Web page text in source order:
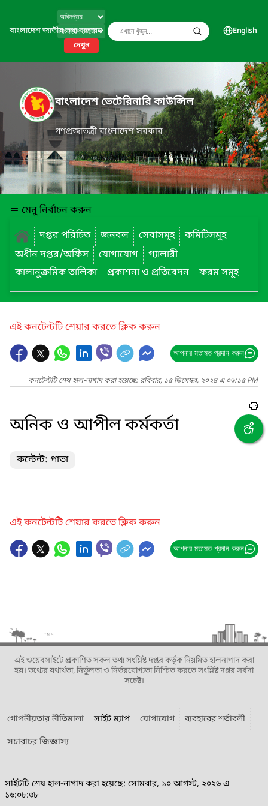
বাংলাদেশ জাতীয় তথ্য বাতায়ন
দেখুন
English
বাংলাদেশ ভেটেরিনারি কাউন্সিল
গণপ্রজাতন্ত্রী বাংলাদেশ সরকার
মেনু নির্বাচন করুন
দপ্তর পরিচিত
জনবল সেবাসমূহ
কমিটিসমূহ
অধীন দপ্তর/অফিস
যোগাযোগ
গ্যালারী
কালানুক্রমিক তালিকা
প্রকাশনা ও প্রতিবেদন ফরম সমূহ
এই কনটেন্টটি শেয়ার করতে ক্লিক করুন
আপনার মতামত প্রদান করুন
কনটেন্টটি শেষ হাল-নাগাদ করা হয়েছে: রবিবার, ১৫ ডিসেম্বর, ২০২৪ এ ০৬:১৫ PM
অনিক ও আপীল কর্মকর্তা
কন্টেন্ট: পাতা
এই কনটেন্টটি শেয়ার করতে ক্লিক করুন
আপনার মতামত প্রদান করুন
এই ওয়েবসাইটে প্রকাশিত সকল তথ্য সংশ্লিষ্ট দপ্তর কর্তৃক নিয়মিত হালনাগাদ করা
হয়। তথ্যের যথার্থতা, নির্ভুলতা ও নির্ভরযোগ্যতা নিশ্চিত করতে সংশ্লিষ্ট দপ্তর সর্বদা
সচেষ্ট।
গোপনীয়তার নীতিমালা সাইট ম্যাপ যোগাযোগ
ব্যবহারের শর্তাবলী
সচারাচর জিজ্ঞাস্য
সাইটটি শেষ হাল-নাগাদ করা হয়েছে: সোমবার, ১০ আগস্ট, ২০২৬ এ
১৬:০৮:৩৮